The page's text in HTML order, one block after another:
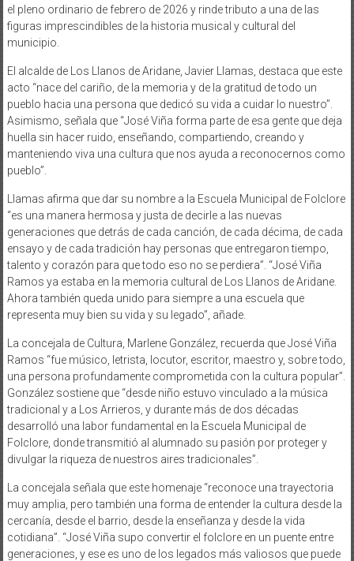
el pleno ordinario de febrero de 2026 y rinde tributo a una de las
figuras imprescindibles de la historia musical y cultural del
municipio.
El alcalde de Los Llanos de Aridane, Javier Llamas, destaca que este
acto “nace del cariño, de la memoria y de la gratitud de todo un
pueblo hacia una persona que dedicó su vida a cuidar lo nuestro”.
Asimismo, señala que “José Viña forma parte de esa gente que deja
huella sin hacer ruido, enseñando, compartiendo, creando y
manteniendo viva una cultura que nos ayuda a reconocernos como
pueblo”.
Llamas afirma que dar su nombre a la Escuela Municipal de Folclore
“es una manera hermosa y justa de decirle a las nuevas
generaciones que detrás de cada canción, de cada décima, de cada
ensayo y de cada tradición hay personas que entregaron tiempo,
talento y corazón para que todo eso no se perdiera”. “José Viña
Ramos ya estaba en la memoria cultural de Los Llanos de Aridane.
Ahora también queda unido para siempre a una escuela que
representa muy bien su vida y su legado”, añade.
La concejala de Cultura, Marlene González, recuerda que José Viña
Ramos “fue músico, letrista, locutor, escritor, maestro y, sobre todo,
una persona profundamente comprometida con la cultura popular”.
González sostiene que “desde niño estuvo vinculado a la música
tradicional y a Los Arrieros, y durante más de dos décadas
desarrolló una labor fundamental en la Escuela Municipal de
Folclore, donde transmitió al alumnado su pasión por proteger y
divulgar la riqueza de nuestros aires tradicionales”.
La concejala señala que este homenaje “reconoce una trayectoria
muy amplia, pero también una forma de entender la cultura desde la
cercanía, desde el barrio, desde la enseñanza y desde la vida
cotidiana”. “José Viña supo convertir el folclore en un puente entre
generaciones, y ese es uno de los legados más valiosos que puede